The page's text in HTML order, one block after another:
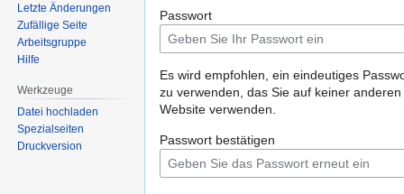
Passwort
Es wird empfohlen, ein eindeutiges
zu verwenden, das Sie auf keiner anderen
Website verwenden.
Passwort bestätigen
Letzte Änderungen
Zufällige Seite
Arbeitsgruppe
Hilfe
Werkzeuge
Datei hochladen
Spezialseiten
Druckversion